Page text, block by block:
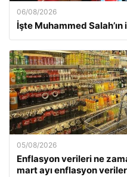
06/08/2026
İşte Muhammed
05/08/2026
Enflasyon verileri ne
mart ayı enflasyon